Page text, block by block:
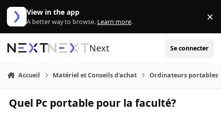
Aller au contenu
View in the app
A better way to browse. Learn more. ×
Next Se connecter
Accueil Matériel et Conseils d'achat Ordinateurs portables
Quel Pc portable pour la faculté?